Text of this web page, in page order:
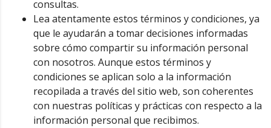
consultas.
Lea atentamente estos términos y condiciones, ya
que le ayudarán a tomar decisiones informadas
sobre cómo compartir su información personal
con nosotros. Aunque estos términos y
condiciones se aplican solo a la información
recopilada a través del sitio web, son coherentes
con nuestras políticas y prácticas con respecto a la
información personal que recibimos.